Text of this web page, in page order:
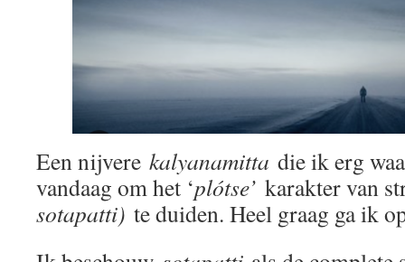
Een nijvere kalyanamitta die ik erg
vandaag om het ‘plótse’ karakter van
sotapatti) te duiden. Heel graag ga ik